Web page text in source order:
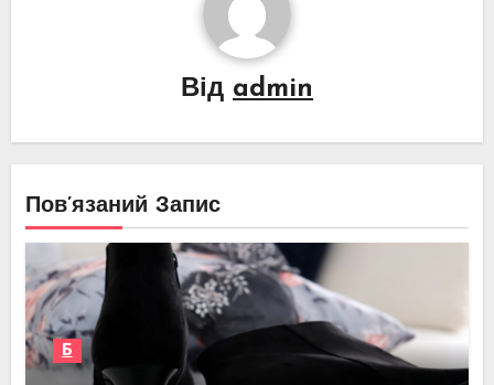
Від admin
Пов’язаний Запис
Б